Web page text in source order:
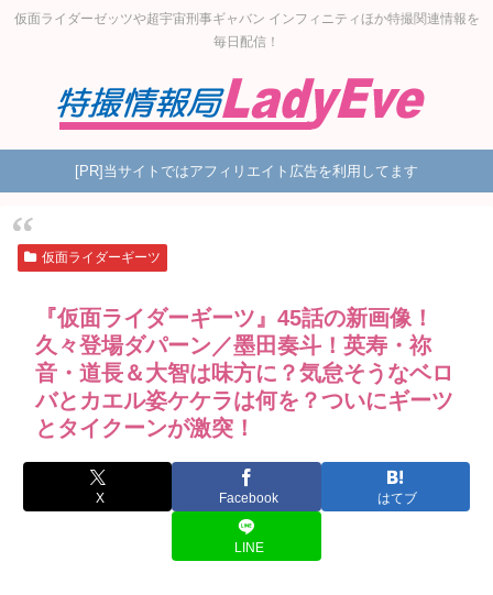
仮面ライダーゼッツや超宇宙刑事ギャバン インフィニティほか特撮関連情報を
毎日配信！
[PR]当サイトではアフィリエイト広告を利用してます
仮面ライダーギーツ
『仮面ライダーギーツ』45話の新画像！
久々登場ダパーン／墨田奏斗！英寿・祢
音・道長＆大智は味方に？気怠そうなベロ
バとカエル姿ケケラは何を？ついにギーツ
とタイクーンが激突！
X Facebook はてブ
LINE